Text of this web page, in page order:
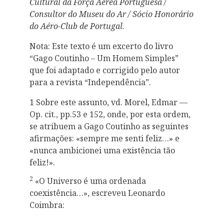
Consultor do Museu do Ar / Sócio Honorário
do Aéro-Club de Portugal.
Nota: Este texto é um excerto do livro
“Gago Coutinho – Um Homem Simples”
que foi adaptado e corrigido pelo autor
para a revista “Independência”.
1 Sobre este assunto, vd. Morel, Edmar —
Op. cit., pp.53 e 152, onde, por esta ordem,
se atribuem a Gago Coutinho as seguintes
afirmações: «sempre me senti feliz…» e
«nunca ambicionei uma existência tão
feliz!».
2 «O Universo é uma ordenada
coexistência…», escreveu Leonardo
Coimbra: